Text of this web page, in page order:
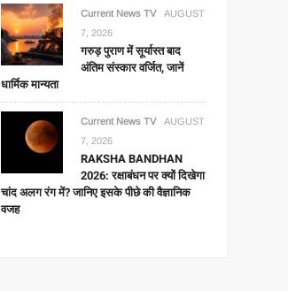
Current News TV
AUGUST
7, 2026
गरुड़ पुराण में सूर्यास्त बाद
अंतिम संस्कार वर्जित, जानें
धार्मिक मान्यता
Current News TV
AUGUST
7, 2026
RAKSHA BANDHAN
2026: रक्षाबंधन पर क्यों दिखेगा
चांद अलग रंग में? जानिए इसके पीछे की वैज्ञानिक
वजह